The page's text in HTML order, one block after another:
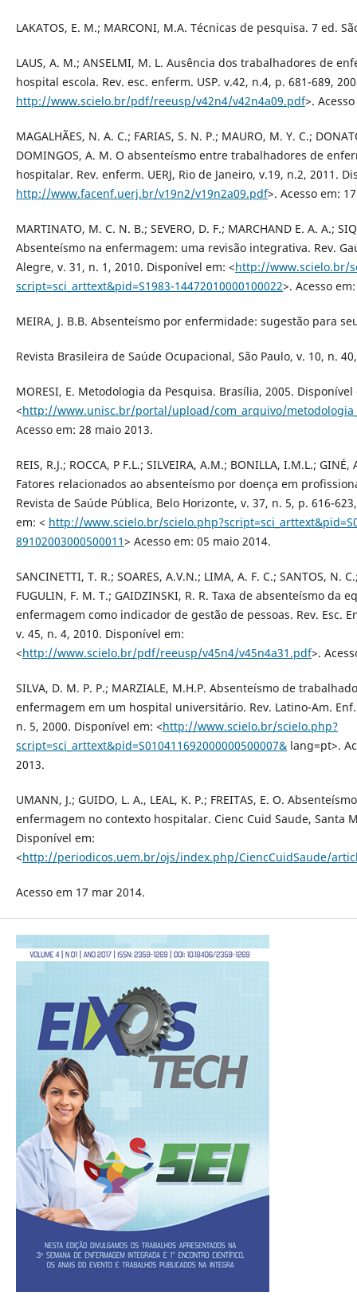
LAKATOS, E. M.; MARCONI, M.A. Técnicas de pesquisa. 7 ed.
LAUS, A. M.; ANSELMI, M. L. Ausência dos trabalhadores de
hospital escola. Rev. esc. enferm. USP. v.42, n.4, p. 681-689,
http://www.scielo.br/pdf/reeusp/v42n4/v42n4a09.pdf>.
MAGALHÃES, N. A. C.; FARIAS, S. N. P.; MAURO, M. Y. C.;
DOMINGOS, A. M. O absenteísmo entre trabalhadores de
hospitalar. Rev. enferm. UERJ, Rio de Janeiro, v.19, n.2, 2011.
http://www.facenf.uerj.br/v19n2/v19n2a09.pdf>. Acesso em:
MARTINATO, M. C. N. B.; SEVERO, D. F.; MARCHAND E. A. A.;
Absenteísmo na enfermagem: uma revisão integrativa. Rev.
Alegre, v. 31, n. 1, 2010. Disponível em: <http://www.scielo.br/
script=sci_arttext&pid=S1983-14472010000100022>. Acesso
MEIRA, J. B.B. Absenteísmo por enfermidade: sugestão para
Revista Brasileira de Saúde Ocupacional, São Paulo, v. 10, n.
MORESI, E. Metodologia da Pesquisa. Brasília, 2005. Disponível
<http://www.unisc.br/portal/upload/com_arquivo/
Acesso em: 28 maio 2013.
REIS, R.J.; ROCCA, P F.L.; SILVEIRA, A.M.; BONILLA, I.M.L.;
Fatores relacionados ao absenteísmo por doença em
Revista de Saúde Pública, Belo Horizonte, v. 37, n. 5, p. 616-
em: < http://www.scielo.br/
89102003000500011> Acesso em: 05 maio 2014.
SANCINETTI, T. R.; SOARES, A.V.N.; LIMA, A. F. C.; SANTOS, N.
FUGULIN, F. M. T.; GAIDZINSKI, R. R. Taxa de absenteísmo da
enfermagem como indicador de gestão de pessoas. Rev. Esc.
v. 45, n. 4, 2010. Disponível em:
<http://www.scielo.br/pdf/reeusp/v45n4/v45n4a31.pdf>.
SILVA, D. M. P. P.; MARZIALE, M.H.P. Absenteísmo de
enfermagem em um hospital universitário. Rev. Latino-Am.
n. 5, 2000. Disponível em: <http://www.scielo.br/scielo.php?
script=sci_arttext&pid=S010411692000000500007&lang=pt>.
2013.
UMANN, J.; GUIDO, L. A., LEAL, K. P.; FREITAS, E. O.
enfermagem no contexto hospitalar. Cienc Cuid Saude, Santa
Disponível em:
<http://periodicos.uem.br/ojs/index.php/CiencCuidSaude/
Acesso em 17 mar 2014.